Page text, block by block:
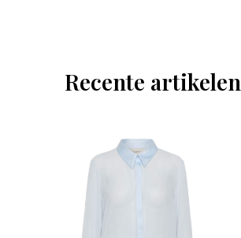
Recente artikelen